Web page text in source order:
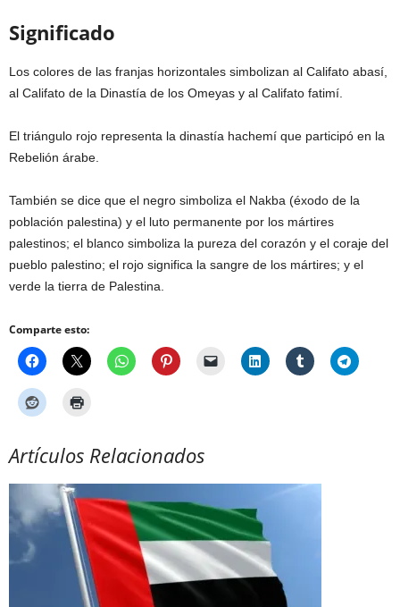
Significado
Los colores de las franjas horizontales simbolizan al Califato abasí,
al Califato de la Dinastía de los Omeyas y al Califato fatimí.
El triángulo rojo representa la dinastía hachemí que participó en la
Rebelión árabe.
También se dice que el negro simboliza el Nakba (éxodo de la
población palestina) y el luto permanente por los mártires
palestinos; el blanco simboliza la pureza del corazón y el coraje del
pueblo palestino; el rojo significa la sangre de los mártires; y el
verde la tierra de Palestina.
Comparte esto:
Artículos Relacionados